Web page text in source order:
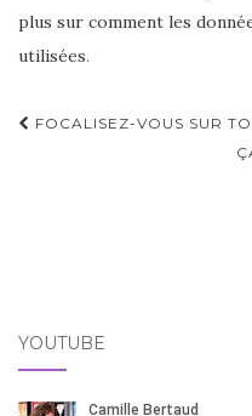
plus sur comment les
utilisées.
Navigation
FOCALISEZ-VOUS SUR
YOUTUBE